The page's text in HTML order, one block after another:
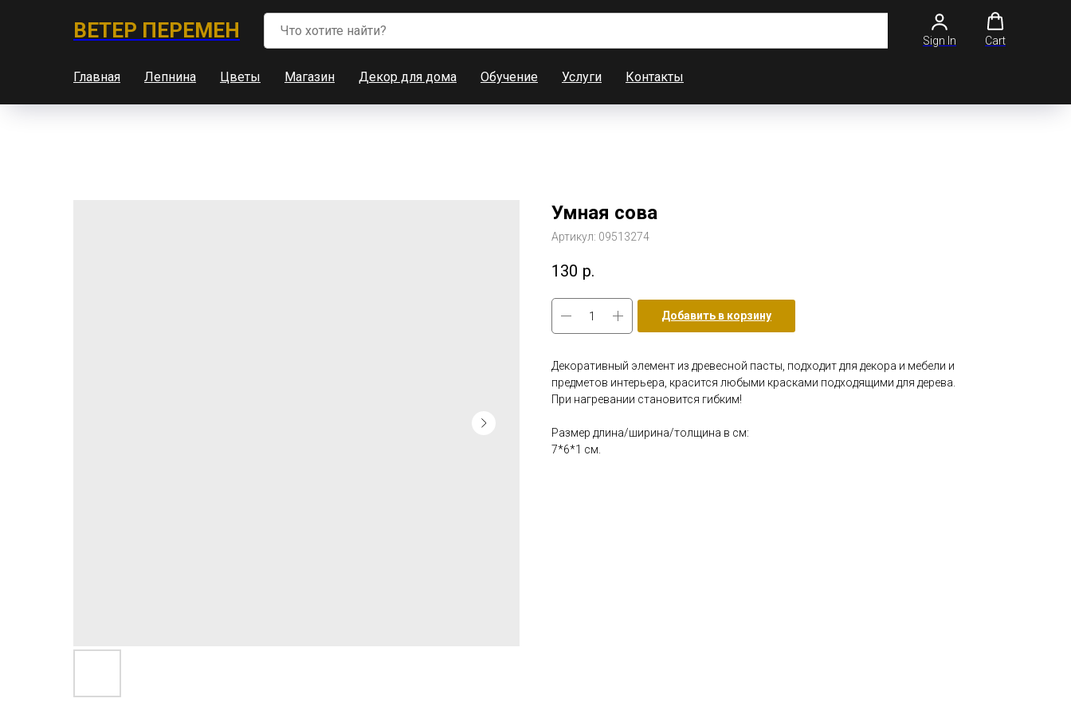
ВЕТЕР ПЕРЕМЕН Sign In Cart
Главная Лепнина Цветы Магазин Декор для дома Обучение Услуги Контакты
Умная сова
Артикул: 09513274
130 р.
Добавить в корзину
Декоративный элемент из древесной пасты, подходит для декора и мебели и
предметов интерьера, красится любыми красками подходящими для дерева.
При нагревании становится гибким!
Размер длина/ширина/толщина в см:
7*6*1 см.